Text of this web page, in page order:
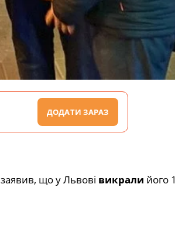
ДОДАТИ ЗАРАЗ
що у Львові викрали його